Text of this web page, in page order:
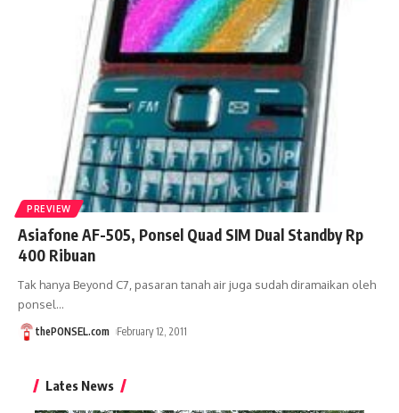
PREVIEW
Asiafone AF-505, Ponsel Quad SIM Dual Standby Rp
400 Ribuan
Tak hanya Beyond C7, pasaran tanah air juga sudah diramaikan oleh
ponsel…
thePONSEL.com February 12, 2011
Lates News